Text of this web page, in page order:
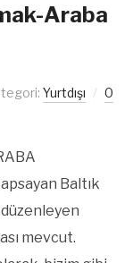
Araba
Yurtdışı
0
Baltık
mevcut.